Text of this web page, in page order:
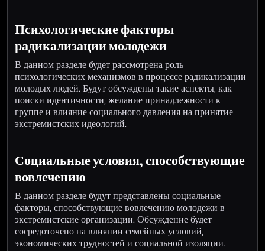
Психологические факторы
радикализации молодежи
В данном разделе будет рассмотрена роль
психологических механизмов в процессе радикализации
молодых людей. Будут обсуждены такие аспекты, как
поиски идентичности, желание принадлежности к
группе и влияние социального давления на принятие
экстремистских идеологий.
Социальные условия, способствующие
вовлечению
В данном разделе будут представлены социальные
факторы, способствующие вовлечению молодежи в
экстремистские организации. Обсуждение будет
сосредоточено на влиянии семейных условий,
экономических трудностей и социальной изоляции.